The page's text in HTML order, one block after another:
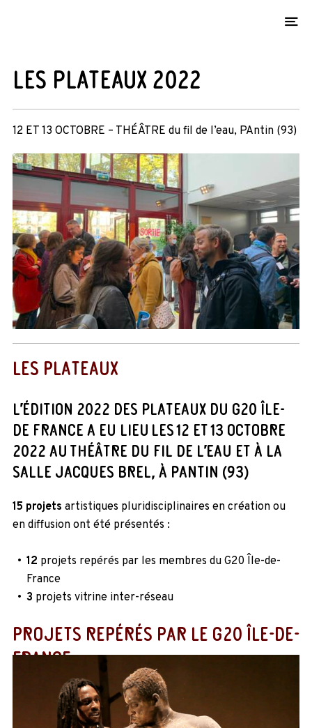
LES PLATEAUX 2022
12 ET 13 OCTOBRE – THÉÂTRE du fil de l’eau, PAntin (93)
LES PLATEAUX
L’ÉDITION 2022 DES PLATEAUX DU G20 ÎLE-
DE FRANCE A EU LIEU LES 12 ET 13 OCTOBRE
2022 AU THÉÂTRE DU FIL DE L’EAU ET À LA
SALLE JACQUES BREL, À PANTIN (93)
15 projets artistiques pluridisciplinaires en création ou
en diffusion ont été présentés :
12 projets repérés par les membres du G20 Île-de-
France
3 projets vitrine inter-réseau
PROJETS REPÉRÉS PAR LE G20 ÎLE-DE-
FRANCE